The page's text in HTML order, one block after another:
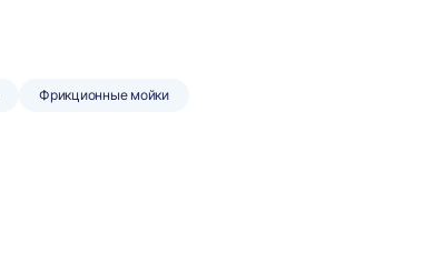
Фрикционные мойки